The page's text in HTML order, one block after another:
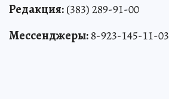
Редакция:(383) 289-91-00
Мессенджеры:8-923-145-11-03